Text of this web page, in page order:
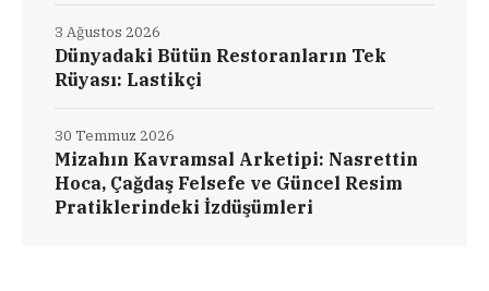
Dünyadaki Bütün Restoranların Tek
Rüyası: Lastikçi
3 Ağustos 2026
Mizahın Kavramsal Arketipi: Nasrettin
Hoca, Çağdaş Felsefe ve Güncel Resim
Pratiklerindeki İzdüşümleri
30 Temmuz 2026